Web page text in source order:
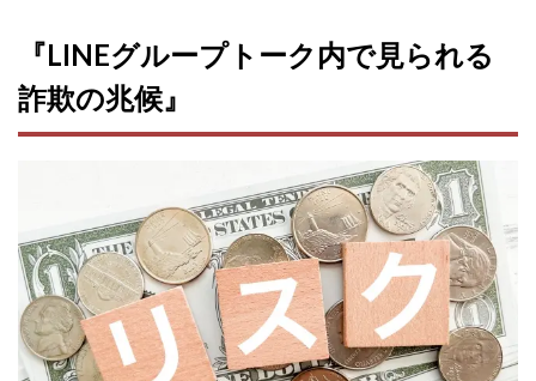
『LINEグループトーク内で見られる
詐欺の兆候』
ZEXS運営事務局
アイランドセブン(I-LAND 7)
いいね!するだけ
アフェリエイトは稼げない
アプリ
アプリで確認するだけ
アプリ生活
アモン
アラン・ソリマチ
New Pioneer
MONEY QUEEN(マネークイーン)
コア(CORE)
Delta運営サポート事務局
BUTTER CASH(バターキャッシュ)
BUZプロジェクト
CASHｘCAPTURE運営事務局
ChatGPTセミナー